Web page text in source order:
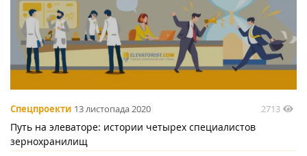
Спецпроекти 13 листопада 2020 2713
Путь на элеваторе: истории четырех специалистов
зернохранилищ